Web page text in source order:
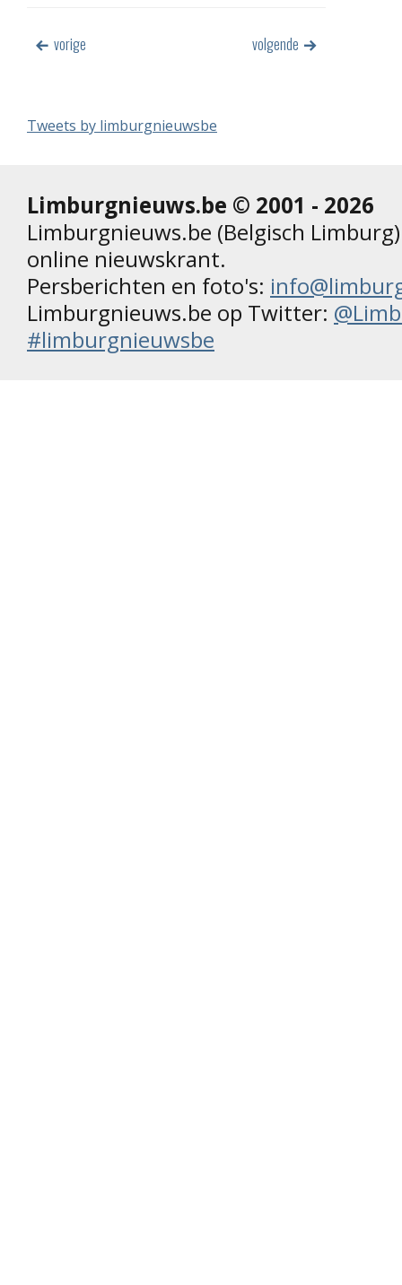
vorige volgende
Tweets by limburgnieuwsbe
Limburgnieuws.be © 2001 - 2026
Limburgnieuws.be (Belgisch
online nieuwskrant.
Persberichten en foto's:
Limburgnieuws.be op Twitter:
#limburgnieuwsbe